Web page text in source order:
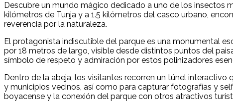
Descubre un mundo mágico dedicado a uno de los insectos
kilómetros de Tunja y a 1.5 kilómetros del casco urbano,
reverencia por la naturaleza.
El protagonista indiscutible del parque es una monumental
por 18 metros de largo, visible desde distintos puntos del
símbolo de respeto y admiración por estos polinizadores
Dentro de la abeja, los visitantes recorren un túnel
y municipios vecinos, así como para capturar fotografías y
boyacense y la conexión del parque con otros atractivos